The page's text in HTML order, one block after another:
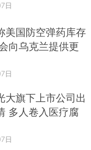
日
美国防空弹药库存
向乌克兰提供更
日
大旗下上市公司出
多人卷入医疗腐
日